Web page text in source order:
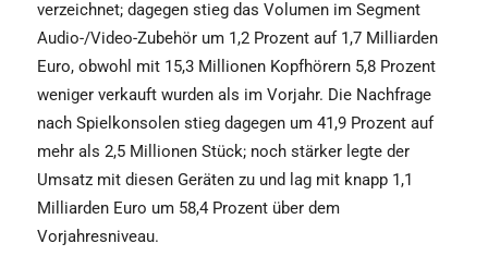
verzeichnet; dagegen stieg das Volumen im Segment
Audio-/Video-Zubehör um 1,2 Prozent auf 1,7 Milliarden
Euro, obwohl mit 15,3 Millionen Kopfhörern 5,8 Prozent
weniger verkauft wurden als im Vorjahr. Die Nachfrage
nach Spielkonsolen stieg dagegen um 41,9 Prozent auf
mehr als 2,5 Millionen Stück; noch stärker legte der
Umsatz mit diesen Geräten zu und lag mit knapp 1,1
Milliarden Euro um 58,4 Prozent über dem
Vorjahresniveau.